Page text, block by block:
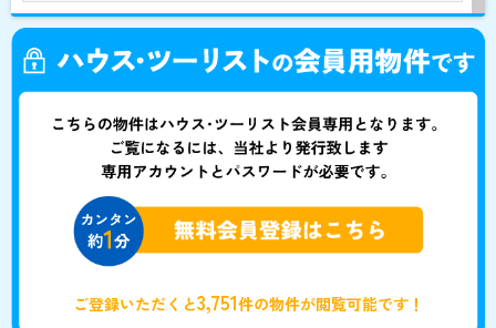
ご登録いただくと3,751件の物件が閲覧可能です！